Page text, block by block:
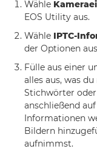
Wähle
EOS Utility aus.
Wähle IPTC-
der Optionen
Fülle aus einer
alles aus, was
Stichwörter
anschließend auf
Informationen
Bildern
aufnimmst.